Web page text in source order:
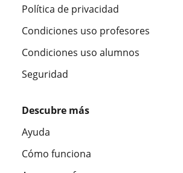
Política de privacidad
Condiciones uso profesores
Condiciones uso alumnos
Seguridad
Descubre más
Ayuda
Cómo funciona